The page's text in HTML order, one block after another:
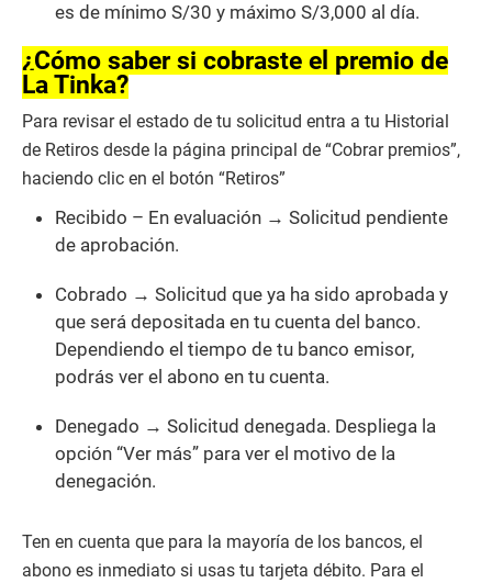
es de mínimo S/30 y máximo S/3,000 al día.
¿Cómo saber si cobraste el premio de
La Tinka?
Para revisar el estado de tu solicitud entra a tu Historial
de Retiros desde la página principal de “Cobrar premios”,
haciendo clic en el botón “Retiros”
Recibido – En evaluación → Solicitud pendiente
de aprobación.
Cobrado → Solicitud que ya ha sido aprobada y
que será depositada en tu cuenta del banco.
Dependiendo el tiempo de tu banco emisor,
podrás ver el abono en tu cuenta.
Denegado → Solicitud denegada. Despliega la
opción “Ver más” para ver el motivo de la
denegación.
Ten en cuenta que para la mayoría de los bancos, el
abono es inmediato si usas tu tarjeta débito. Para el